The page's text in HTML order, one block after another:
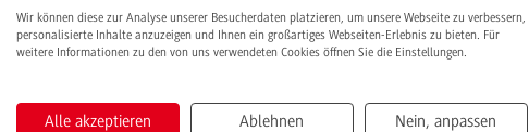
Wir können diese zur Analyse unserer Besucherdaten platzieren, um unsere Webseite zu verbessern,
personalisierte Inhalte anzuzeigen und Ihnen ein großartiges Webseiten-Erlebnis zu bieten. Für
weitere Informationen zu den von uns verwendeten Cookies öffnen Sie die Einstellungen.
Alle akzeptieren Ablehnen Nein, anpassen